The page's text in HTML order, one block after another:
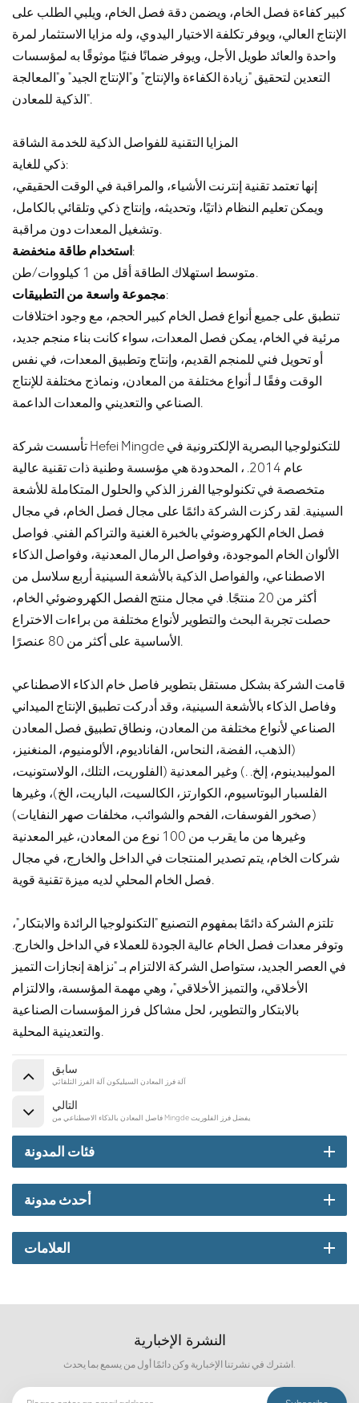
كبير كفاءة فصل الخام، ويضمن دقة فصل الخام، ويلبي الطلب على
الإنتاج العالي، ويوفر تكلفة الاختيار اليدوي، وله مزايا الاستثمار لمرة
واحدة والعائد طويل الأجل، ويوفر ضمانًا فنيًا موثوقًا به لمؤسسات
التعدين لتحقيق "زيادة الكفاءة والإنتاج" و"الإنتاج الجيد" و"المعالجة
الذكية للمعادن".
المزايا التقنية للفواصل الذكية للخدمة الشاقة
ذكي للغاية:
إنها تعتمد تقنية إنترنت الأشياء، والمراقبة في الوقت الحقيقي،
ويمكن تعليم النظام ذاتيًا، وتحديثه، وإنتاج ذكي وتلقائي بالكامل،
وتشغيل المعدات دون مراقبة.
استخدام طاقة منخفضة:
متوسط استهلاك الطاقة أقل من 1 كيلووات/طن.
مجموعة واسعة من التطبيقات:
تنطبق على جميع أنواع فصل الخام كبير الحجم، مع وجود اختلافات
مرئية في الخام، يمكن فصل المعدات، سواء كانت بناء منجم جديد،
أو تحويل فني للمنجم القديم، وإنتاج وتطبيق المعدات، في نفس
الوقت وفقًا لـ أنواع مختلفة من المعادن، ونماذج مختلفة للإنتاج
الصناعي والتعديني والمعدات الداعمة.
تأسست شركة Hefei Mingde للتكنولوجيا البصرية الإلكترونية في
عام 2014. ، المحدودة هي مؤسسة وطنية ذات تقنية عالية
متخصصة في تكنولوجيا الفرز الذكي والحلول المتكاملة للأشعة
السينية. لقد ركزت الشركة دائمًا على مجال فصل الخام، في مجال
فصل الخام الكهروضوئي بالخبرة الغنية والتراكم الفني. فواصل
الألوان الخام الموجودة، وفواصل الرمال المعدنية، وفواصل الذكاء
الاصطناعي، والفواصل الذكية بالأشعة السينية أربع سلاسل من
أكثر من 20 منتجًا. في مجال منتج الفصل الكهروضوئي الخام،
حصلت تجربة البحث والتطوير لأنواع مختلفة من براءات الاختراع
الأساسية على أكثر من 80 عنصرًا.
قامت الشركة بشكل مستقل بتطوير فاصل خام الذكاء الاصطناعي
وفاصل الذكاء بالأشعة السينية، وقد أدركت تطبيق الإنتاج الميداني
الصناعي لأنواع مختلفة من المعادن، ونطاق تطبيق فصل المعادن
(الذهب، الفضة، النحاس، الفاناديوم، الألومنيوم، المنغنيز،
الموليبدينوم، إلخ. .) وغير المعدنية (الفلوريت، التلك، الولاستونيت،
الفلسبار البوتاسيوم، الكوارتز، الكالسيت، الباريت، الخ)، وغيرها
(صخور الفوسفات، الفحم والشوائب، مخلفات صهر النفايات)
وغيرها من ما يقرب من 100 نوع من المعادن، غير المعدنية
شركات الخام، يتم تصدير المنتجات في الداخل والخارج، في مجال
فصل الخام المحلي لديه ميزة تقنية قوية.
تلتزم الشركة دائمًا بمفهوم التصنيع "التكنولوجيا الرائدة والابتكار"،
وتوفر معدات فصل الخام عالية الجودة للعملاء في الداخل والخارج.
في العصر الجديد، ستواصل الشركة الالتزام بـ "نزاهة إنجازات التميز
الأخلاقي، والتميز الأخلاقي"، وهي مهمة المؤسسة، والالتزام
بالابتكار والتطوير، لحل مشاكل فرز المؤسسات الصناعية
والتعدينية المحلية.
سابق
آلة فرز المعادن السيليكون آلة الفرز التلقائي
التالي
فاصل المعادن بالذكاء الاصطناعي من Mingde يفضل فرز الفلوريت
فئات المدونة
أحدث مدونة
العلامات
النشرة الإخبارية
اشترك في نشرتنا الإخبارية وكن دائمًا أول من يسمع بما يحدث.